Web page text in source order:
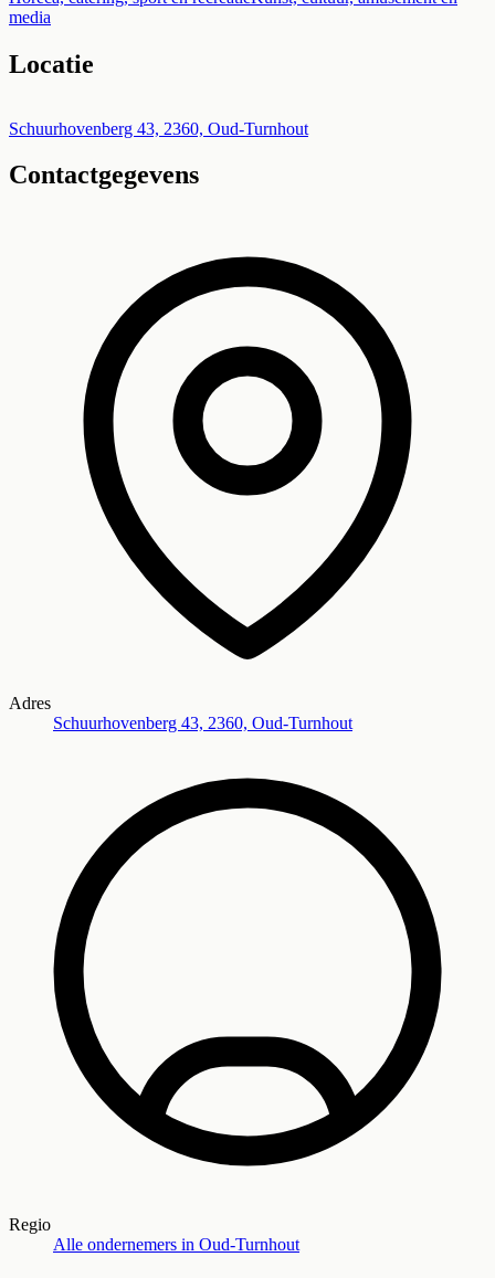
media
Locatie
+
−
Schuurhovenberg 43, 2360, Oud-Turnhout
Contactgegevens
Adres
Schuurhovenberg 43, 2360, Oud-Turnhout
Regio
Alle ondernemers in Oud-Turnhout